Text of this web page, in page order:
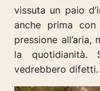
vissuta un paio
anche prima
pressione
la
vedrebbero difetti.